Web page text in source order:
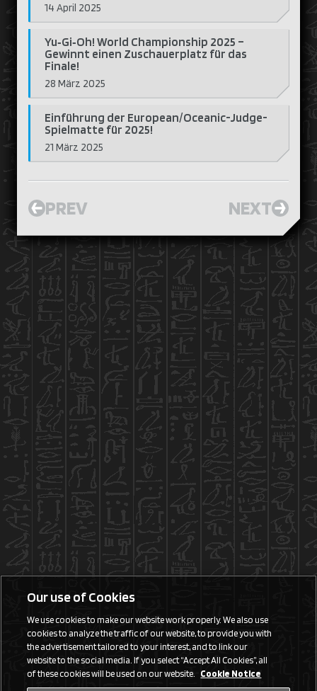
14 April 2025
Yu‑Gi‑Oh! World Championship 2025 –
Gewinnt einen Zuschauerplatz für das
Finale!
28 März 2025
Einführung der European/Oceanic-Judge-
Spielmatte für 2025!
21 März 2025
PREV NEXT
Our use of Cookies
We use cookies to make our website work properly. We also use
cookies to analyze the traffic of our website, to provide you with
the advertisement tailored to your interest, and to link our
website to the social media. If you select “Accept All Cookies”, all
of these cookies will be used on our website. Cookie Notice